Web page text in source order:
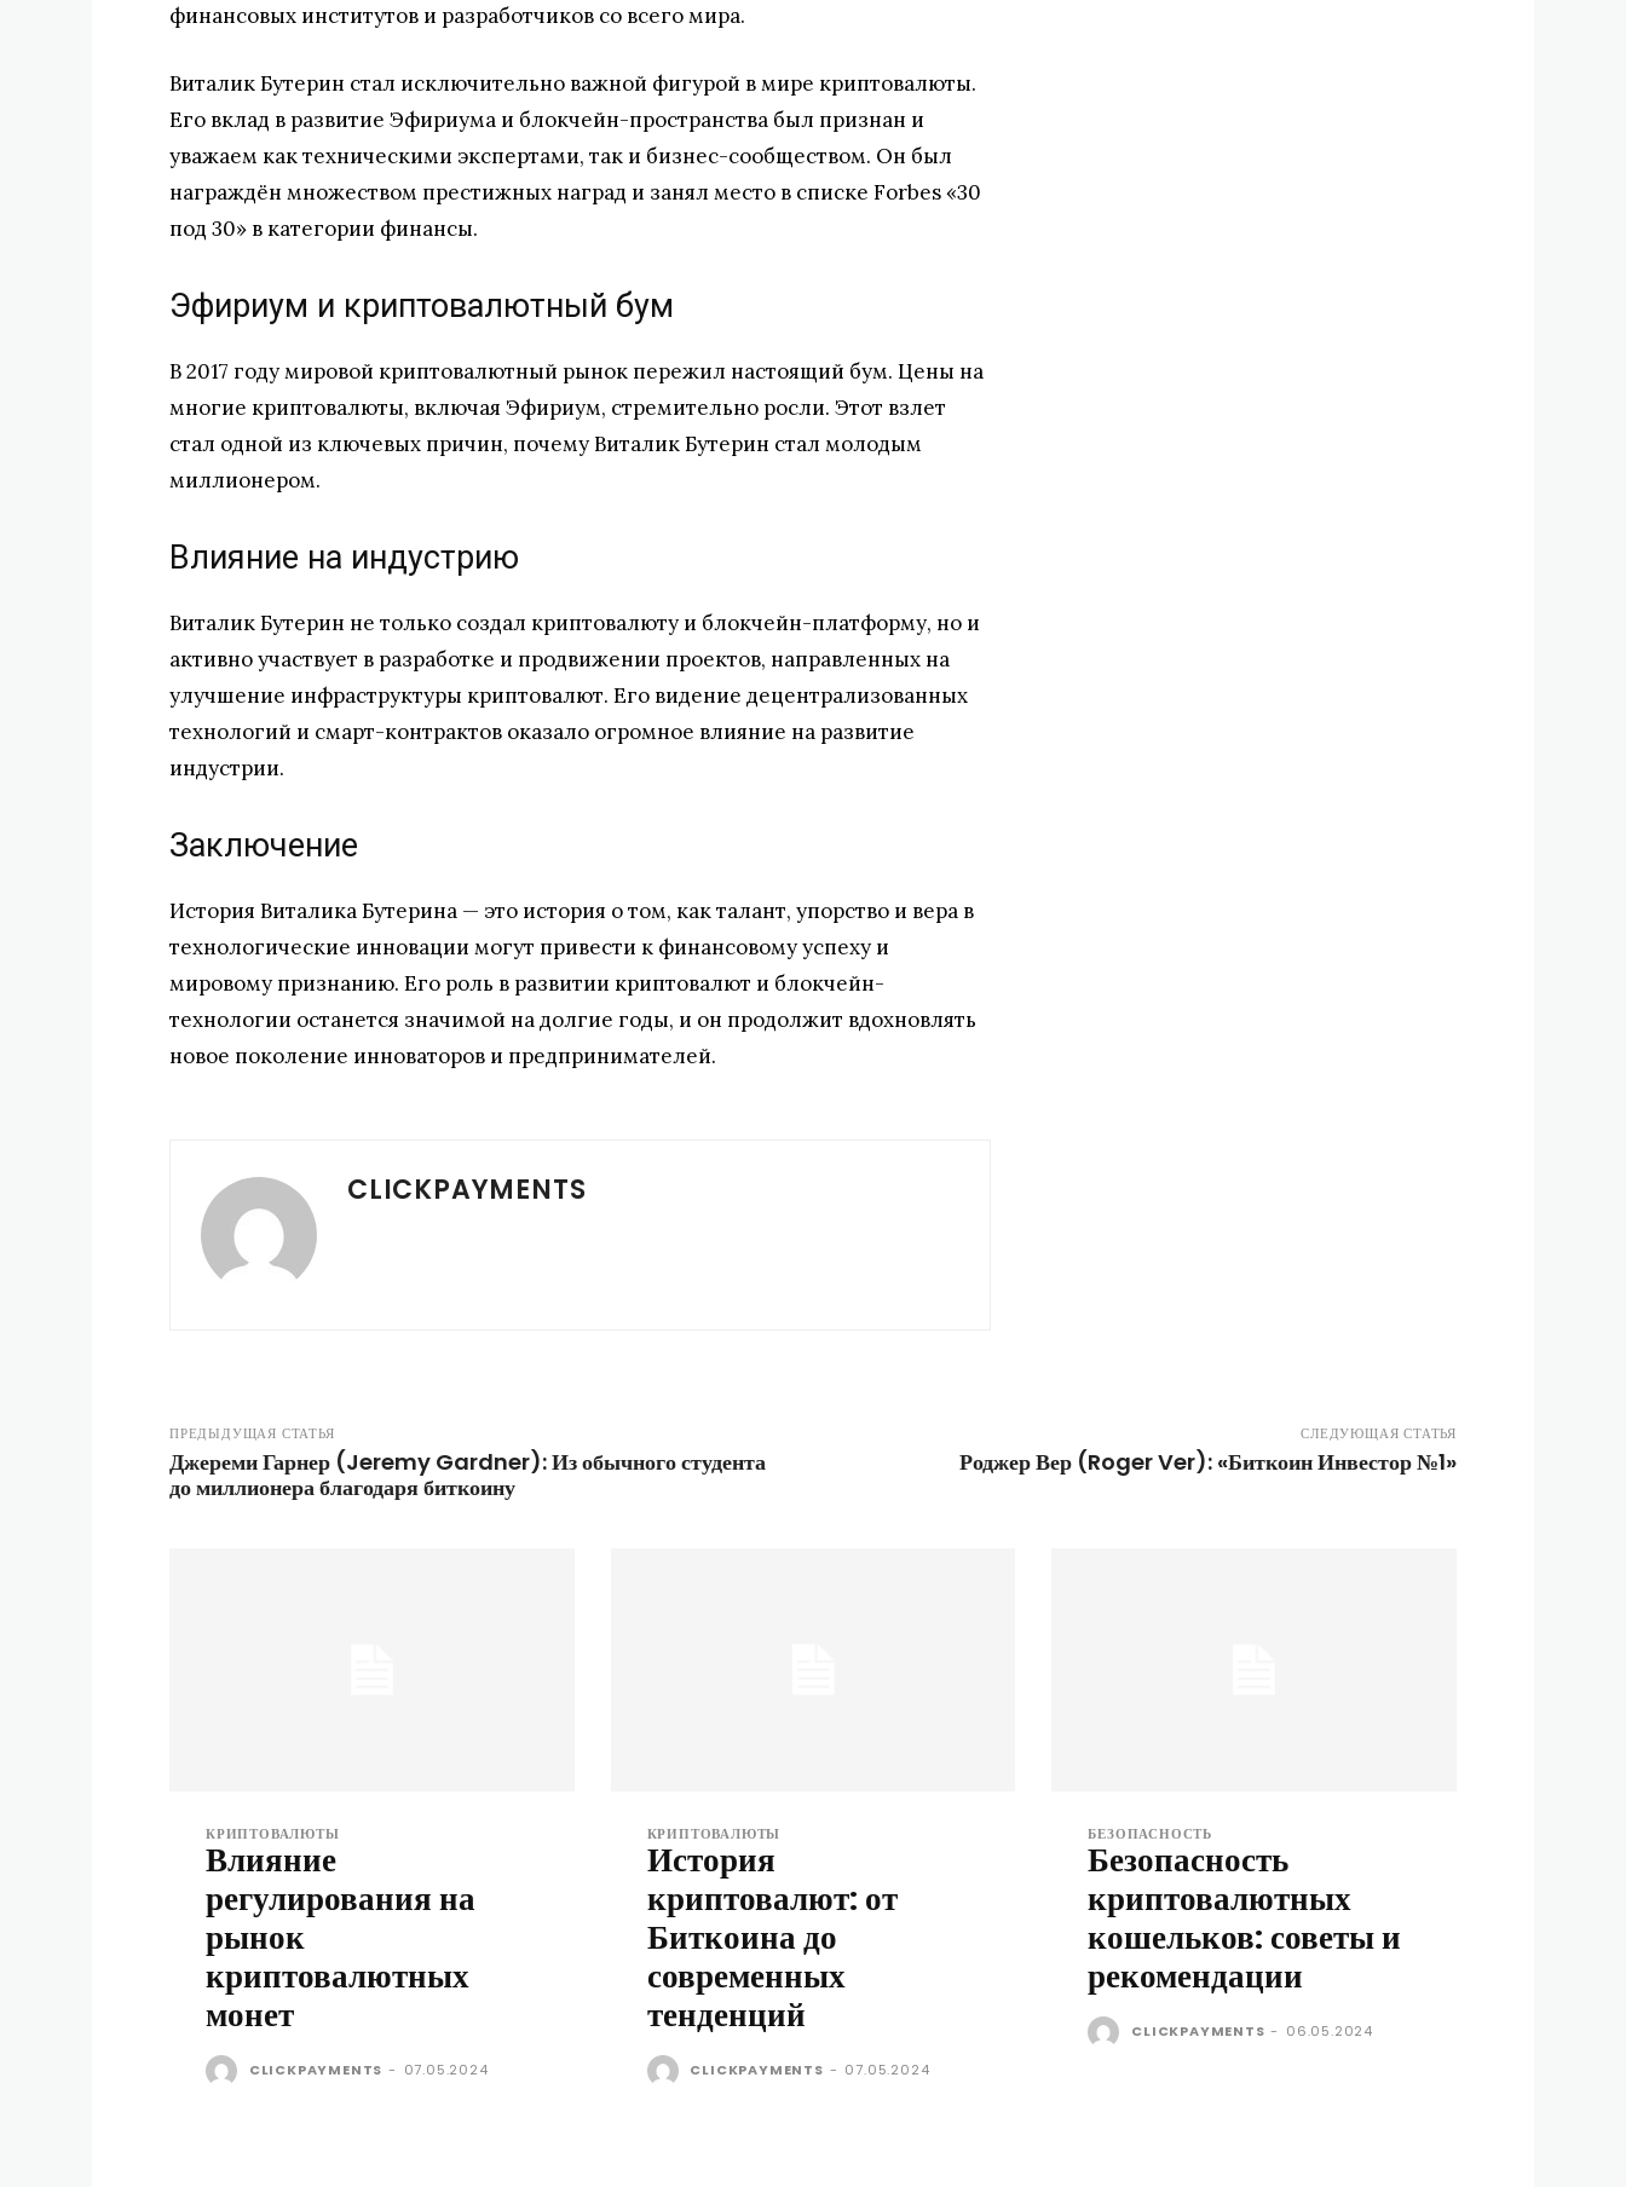
финансовых институтов и разработчиков со всего мира.
Виталик Бутерин стал исключительно важной фигурой в мире криптовалюты.
Его вклад в развитие Эфириума и блокчейн-пространства был признан и
уважаем как техническими экспертами, так и бизнес-сообществом. Он был
награждён множеством престижных наград и занял место в списке Forbes «30
под 30» в категории финансы.
Эфириум и криптовалютный бум
В 2017 году мировой криптовалютный рынок пережил настоящий бум. Цены на
многие криптовалюты, включая Эфириум, стремительно росли. Этот взлет
стал одной из ключевых причин, почему Виталик Бутерин стал молодым
миллионером.
Влияние на индустрию
Виталик Бутерин не только создал криптовалюту и блокчейн-платформу, но и
активно участвует в разработке и продвижении проектов, направленных на
улучшение инфраструктуры криптовалют. Его видение децентрализованных
технологий и смарт-контрактов оказало огромное влияние на развитие
индустрии.
Заключение
История Виталика Бутерина — это история о том, как талант, упорство и вера в
технологические инновации могут привести к финансовому успеху и
мировому признанию. Его роль в развитии криптовалют и блокчейн-
технологии останется значимой на долгие годы, и он продолжит вдохновлять
новое поколение инноваторов и предпринимателей.
CLICKPAYMENTS
ПРЕДЫДУЩАЯ СТАТЬЯ
Джереми Гарнер (Jeremy Gardner): Из обычного студента
до миллионера благодаря биткоину
СЛЕДУЮЩАЯ СТАТЬЯ
Роджер Вер (Roger Ver): «Биткоин Инвестор №1»
КРИПТОВАЛЮТЫ
Влияние
регулирования на
рынок
криптовалютных
монет
CLICKPAYMENTS - 07.05.2024
КРИПТОВАЛЮТЫ
История
криптовалют: от
Биткоина до
современных
тенденций
CLICKPAYMENTS - 07.05.2024
БЕЗОПАСНОСТЬ
Безопасность
криптовалютных
кошельков: советы и
рекомендации
CLICKPAYMENTS - 06.05.2024